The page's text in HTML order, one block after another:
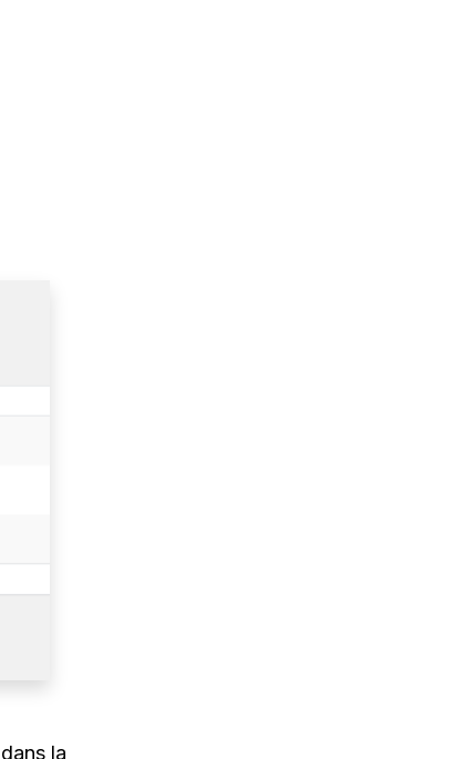
dans la